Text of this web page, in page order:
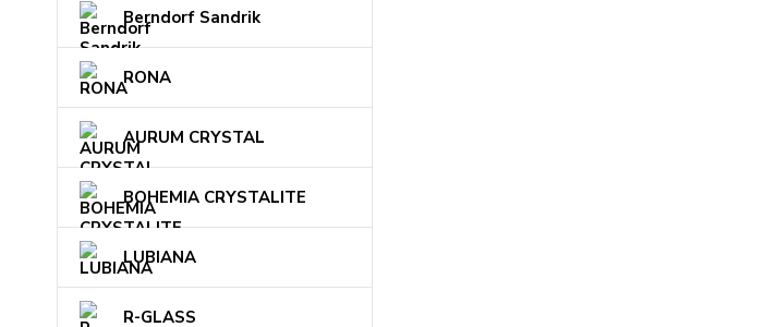
Berndorf Sandrik
RONA
AURUM CRYSTAL
BOHEMIA CRYSTALITE
LUBIANA
R-GLASS